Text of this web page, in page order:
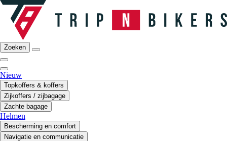
Zoeken
Nieuw
Topkoffers & koffers
Zijkoffers / zijbagage
Zachte bagage
Helmen
Bescherming en comfort
Navigatie en communicatie